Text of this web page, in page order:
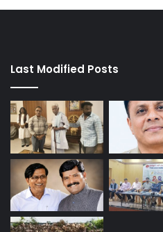
Last Modified Posts